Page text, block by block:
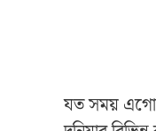
যত সময়